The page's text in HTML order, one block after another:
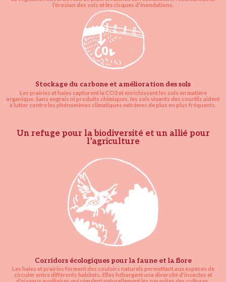
l’érosion des sols et les risques d’inondations.
Stockage du carbone et amélioration des sols
Les prairies et haies capturent le CO2 et enrichissent les sols en matière
organique. Sans engrais ni produits chimiques, les sols vivants des courtils aident
à lutter contre les phénomènes climatiques extrêmes de plus en plus fréquents.
Un refuge pour la biodiversité et un allié pour
l’agriculture
Corridors écologiques pour la faune et la flore
Les haies et prairies forment des couloirs naturels permettant aux espèces de
circuler entre différents habitats. Elles hébergent une diversité d’insectes et